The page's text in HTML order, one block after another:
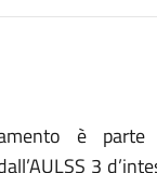
è
3